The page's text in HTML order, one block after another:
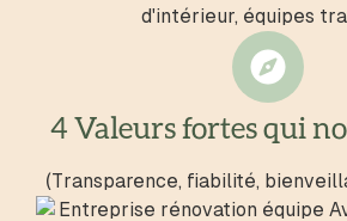
d'intérieur, équipes
4 Valeurs fortes qui
(Transparence, fiabilité,